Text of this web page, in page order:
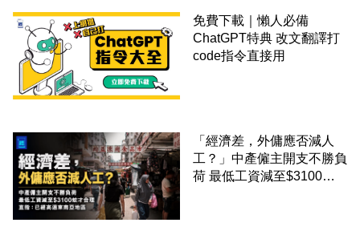
免費下載｜懶人必備
ChatGPT特典 改文翻譯打
code指令直接用
「經濟差，外傭應否減人
工？」中產僱主開支不勝負
荷 最低工資減至$3100蚊